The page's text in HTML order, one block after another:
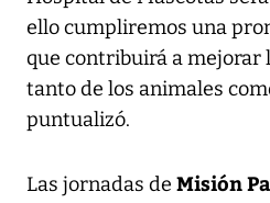
ello cumpliremos una
que contribuirá a mejorar
tanto de los animales
puntualizó.
Las jornadas de Misión